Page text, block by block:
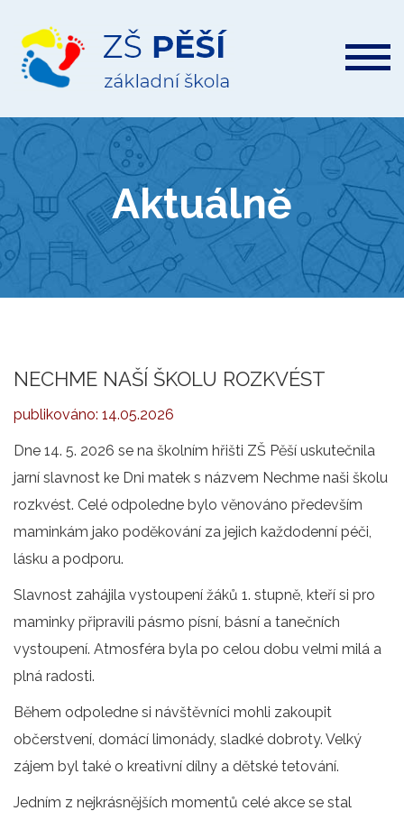
ZŠ
Pěší
Aktuálně
NECHME NAŠÍ ŠKOLU ROZKVÉST
publikováno: 14.05.2026
Dne 14. 5. 2026 se na školním hřišti ZŠ Pěší uskutečnila
jarní slavnost ke Dni matek s názvem Nechme naši školu
rozkvést. Celé odpoledne bylo věnováno především
maminkám jako poděkování za jejich každodenní péči,
lásku a podporu.
Slavnost zahájila vystoupení žáků 1. stupně, kteří si pro
maminky připravili pásmo písní, básní a tanečních
vystoupení. Atmosféra byla po celou dobu velmi milá a
plná radosti.
Během odpoledne si návštěvníci mohli zakoupit
občerstvení, domácí limonády, sladké dobroty. Velký
zájem byl také o kreativní dílny a dětské tetování.
Jedním z nejkrásnějších momentů celé akce se stal